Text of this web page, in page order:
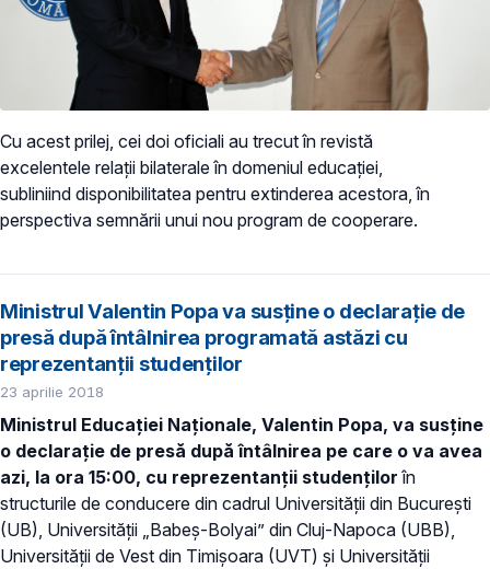
Cu acest prilej, cei doi oficiali au trecut în revistă
excelentele relații bilaterale în domeniul educației,
subliniind disponibilitatea pentru extinderea acestora, în
perspectiva semnării unui nou program de cooperare.
Ministrul Valentin Popa va susține o declarație de
presă după întâlnirea programată astăzi cu
reprezentanții studenților
23 aprilie 2018
Ministrul Educației Naționale, Valentin Popa, va susține
o declarație de presă după întâlnirea pe care o va avea
azi, la ora 15:00, cu reprezentanții studenților în
structurile de conducere din cadrul Universității din București
(UB), Universității „Babeș-Bolyai” din Cluj-Napoca (UBB),
Universității de Vest din Timișoara (UVT) și Universității